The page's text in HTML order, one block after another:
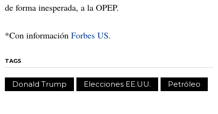
de forma inesperada, a la OPEP.
*Con información Forbes US.
TAGS
Donald Trump Elecciones EE.UU. Petróleo